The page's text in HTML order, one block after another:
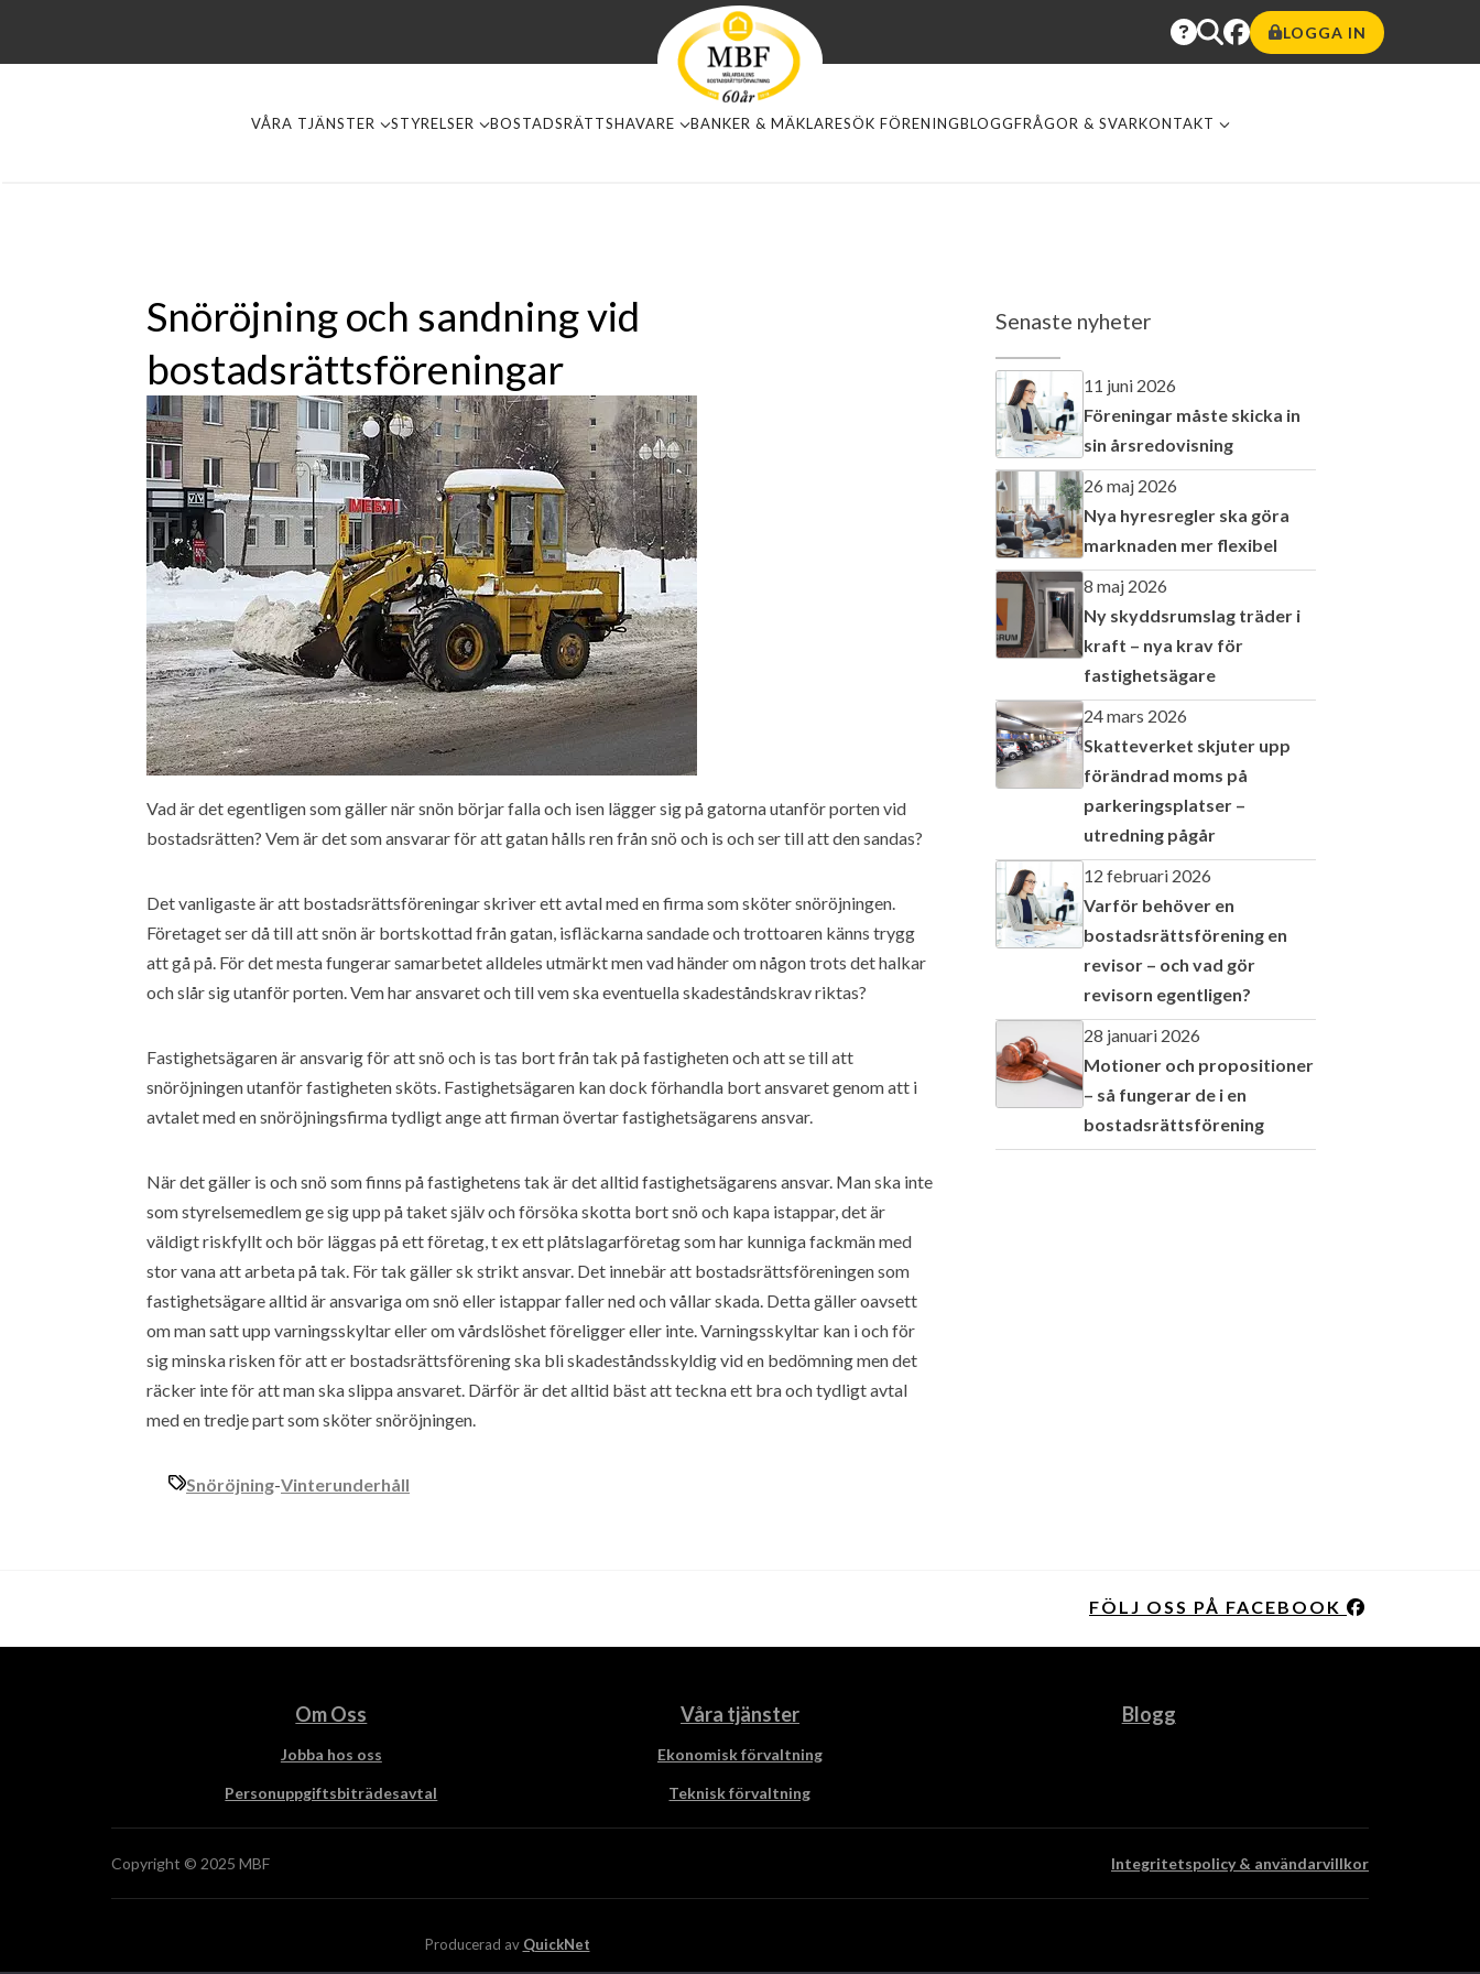
LOGGA IN
VÅRA TJÄNSTER STYRELSER BOSTADSRÄTTSHAVARE BANKER & MÄKLARESÖK FÖRENINGBLOGGFRÅGOR & SVARKONTAKT
Snöröjning och sandning vid
bostadsrättsföreningar
Vad är det egentligen som gäller när snön börjar falla och isen lägger sig på gatorna utanför porten vid
bostadsrätten? Vem är det som ansvarar för att gatan hålls ren från snö och is och ser till att den sandas?
Det vanligaste är att bostadsrättsföreningar skriver ett avtal med en firma som sköter snöröjningen.
Företaget ser då till att snön är bortskottad från gatan, isfläckarna sandade och trottoaren känns trygg
att gå på. För det mesta fungerar samarbetet alldeles utmärkt men vad händer om någon trots det halkar
och slår sig utanför porten. Vem har ansvaret och till vem ska eventuella skadeståndskrav riktas?
Fastighetsägaren är ansvarig för att snö och is tas bort från tak på fastigheten och att se till att
snöröjningen utanför fastigheten sköts. Fastighetsägaren kan dock förhandla bort ansvaret genom att i
avtalet med en snöröjningsfirma tydligt ange att firman övertar fastighetsägarens ansvar.
När det gäller is och snö som finns på fastighetens tak är det alltid fastighetsägarens ansvar. Man ska inte
som styrelsemedlem ge sig upp på taket själv och försöka skotta bort snö och kapa istappar, det är
väldigt riskfyllt och bör läggas på ett företag, t ex ett plåtslagarföretag som har kunniga fackmän med
stor vana att arbeta på tak. För tak gäller sk strikt ansvar. Det innebär att bostadsrättsföreningen som
fastighetsägare alltid är ansvariga om snö eller istappar faller ned och vållar skada. Detta gäller oavsett
om man satt upp varningsskyltar eller om vårdslöshet föreligger eller inte. Varningsskyltar kan i och för
sig minska risken för att er bostadsrättsförening ska bli skadeståndsskyldig vid en bedömning men det
räcker inte för att man ska slippa ansvaret. Därför är det alltid bäst att teckna ett bra och tydligt avtal
med en tredje part som sköter snöröjningen.
Snöröjning-Vinterunderhåll
Senaste nyheter
11 juni 2026
Föreningar måste skicka in
sin årsredovisning
26 maj 2026
Nya hyresregler ska göra
marknaden mer flexibel
8 maj 2026
Ny skyddsrumslag träder i
kraft – nya krav för
fastighetsägare
24 mars 2026
Skatteverket skjuter upp
förändrad moms på
parkeringsplatser –
utredning pågår
12 februari 2026
Varför behöver en
bostadsrättsförening en
revisor – och vad gör
revisorn egentligen?
28 januari 2026
Motioner och propositioner
– så fungerar de i en
bostadsrättsförening
FÖLJ OSS PÅ FACEBOOK
Om Oss
Jobba hos oss
Personuppgiftsbiträdesavtal
Våra tjänster
Ekonomisk förvaltning
Teknisk förvaltning
Blogg
Copyright © 2025 MBF Integritetspolicy & användarvillkor
Producerad av QuickNet